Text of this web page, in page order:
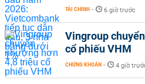
TÀI CHÍNH - 6 giờ trước
Vingroup
cổ phiếu VHM
CHỨNG KHOÁN - 4 giờ